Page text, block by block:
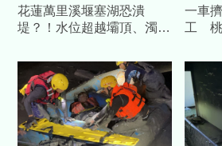
花蓮萬里溪堰塞湖恐潰
堤？！水位超越壩頂、濁水
光
一車
工 桃